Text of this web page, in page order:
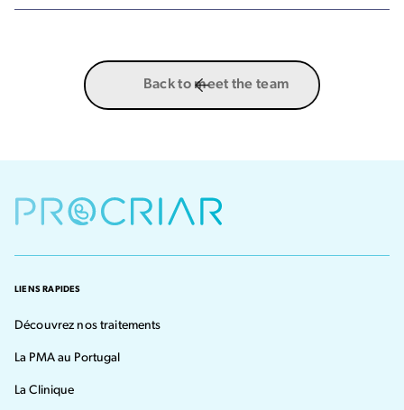
Back to meet the team
LIENS RAPIDES
Découvrez nos traitements
La PMA au Portugal
La Clinique